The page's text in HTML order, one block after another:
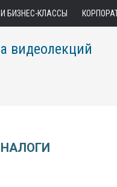
БИЗНЕС-КЛАССЫ
видеолекций